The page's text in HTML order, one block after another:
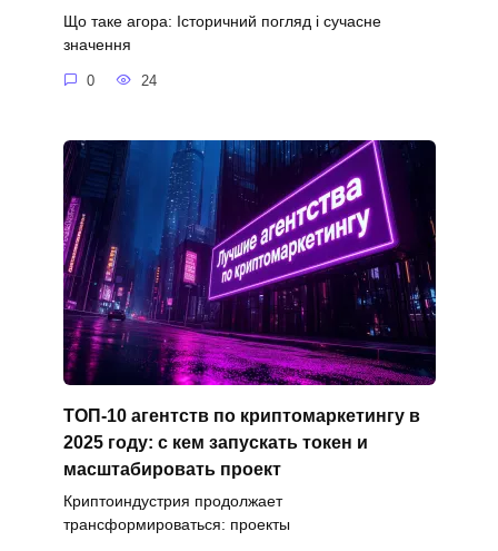
Що таке агора: Історичний погляд і сучасне
значення
0 24
ТОП-10 агентств по криптомаркетингу в
2025 году: с кем запускать токен и
масштабировать проект
Криптоиндустрия продолжает
трансформироваться: проекты